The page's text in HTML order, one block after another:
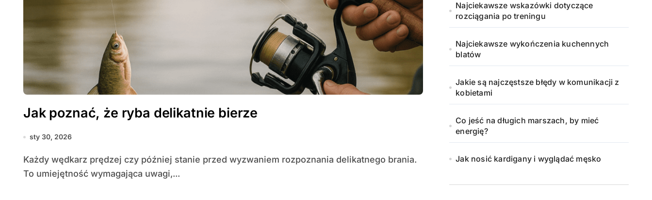
Jak poznać, że ryba delikatnie bierze
sty 30, 2026
Każdy wędkarz prędzej czy później stanie przed wyzwaniem rozpoznania delikatnego brania.
To umiejętność wymagająca uwagi,...
Najciekawsze wskazówki dotyczące
rozciągania po treningu
Najciekawsze wykończenia kuchennych
blatów
Jakie są najczęstsze błędy w komunikacji z
kobietami
Co jeść na długich marszach, by mieć
energię?
Jak nosić kardigany i wyglądać męsko